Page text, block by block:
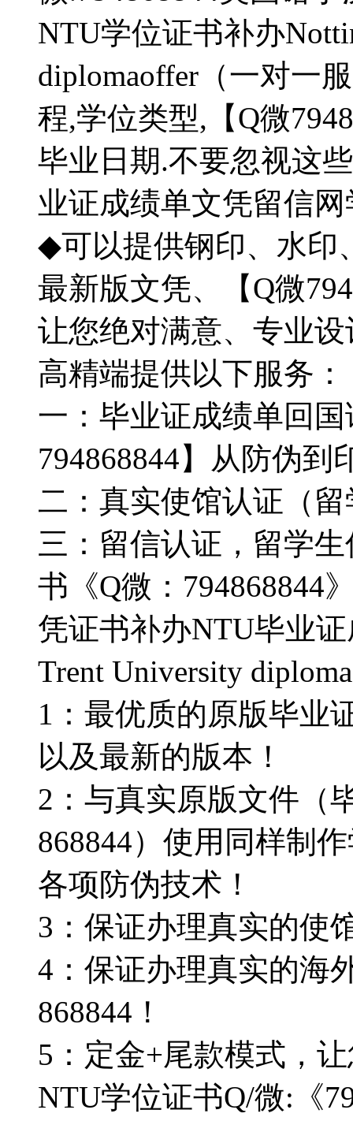
NTU学位证书补办
diplomaoffer（一对一
程,学位类型,【Q微
毕业日期.不要忽视这
业证成绩单文凭留信
◆可以提供钢印、水印
最新版文凭、【Q微
让您绝对满意、专业
高精端提供以下服务：
一：毕业证成绩单回
794868844】从防伪
二：真实使馆认证（
三：留信认证，留学
书《Q微：794868844
凭证书补办NTU毕业
Trent University
1：最优质的原版毕业
以及最新的版本！
2：与真实原版文件（
868844）使用同样制
各项防伪技术！
3：保证办理真实的使
4：保证办理真实的海
868844！
5：定金+尾款模式，
NTU学位证书Q/微:《